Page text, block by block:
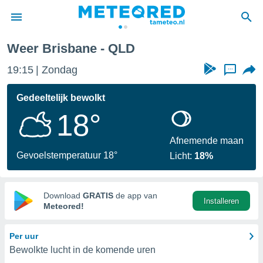
door
verstrekte
hoge
hebt de
voor
op basis
Weer Brisbane - QLD
19:15 Zondag ...
Gedeeltelijk bewolkt
18°
Gevoelstemperatuur 18°
Afnemende maan
Licht: 18%
Download GRATIS de app van
Meteored!
Installeren
Per uur
Bewolkte lucht in de komende uren